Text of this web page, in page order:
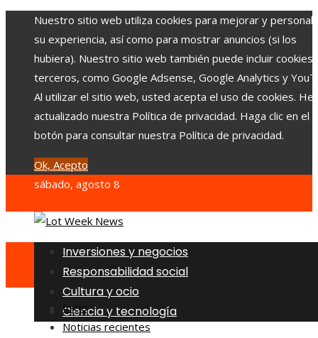
Nuestro sitio web utiliza cookies para mejorar y
su experiencia, así como para mostrar anuncios (si los
hubiera). Nuestro sitio web también puede incluir cookies
terceros, como Google Adsense, Google Analytics y
Al utilizar el sitio web, usted acepta el uso de cookies.
actualizado nuestra Política de privacidad. Haga clic en el
botón para consultar nuestra Política de privacidad.
Ok, Acepto
sábado, agosto 8
Inversiones y negocios
Responsabilidad social
Cultura y ocio
Ciencia y tecnología
Inicio
Noticias recientes